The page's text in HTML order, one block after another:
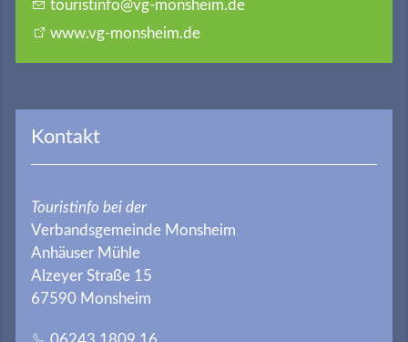
t
r st nf vg-m nsh m d
www.vg-monsheim.de
Kontakt
Touristinfo bei der
Verbandsgemeinde Monsheim
Anhäuser Mühle
Alzeyer Straße 15
67590 Monsheim